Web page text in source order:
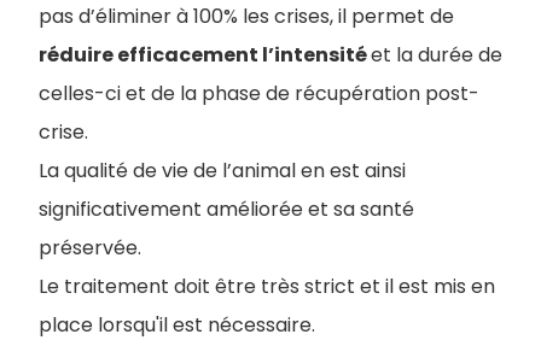
pas d’éliminer à 100% les crises, il permet de
réduire efficacement l’intensitéet la durée de
celles-ci et de la phase de récupération post-
crise.
La qualité de vie de l’animal en est ainsi
significativement améliorée et sa santé
préservée.
Le traitement doit être très strict et il est mis en
place lorsqu'il est nécessaire.